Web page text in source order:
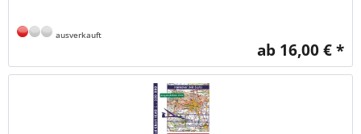
ausverkauft
ab 16,00 € *